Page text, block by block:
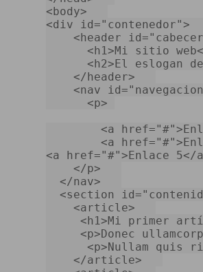
<body>
<div id="contenedor">
<header id=
<h1>Mi sitio web
<h2>El eslogan
</header>
<nav id=
<p>
<a href="#">
<a href="#">
<a href="#">Enlace 5</a
</p>
</nav>
<section id=
<article>
<h1>Mi primer
<p>Donec
<p>Nullam quis
</article>